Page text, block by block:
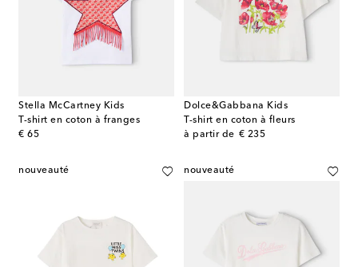
Stella McCartney Kids
T-shirt en coton à franges
€ 65
original price
Dolce&Gabbana Kids
T-shirt en coton à fleurs
à partir de € 235
original price
nouveauté nouveauté